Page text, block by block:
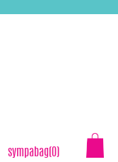
sympabag(0)